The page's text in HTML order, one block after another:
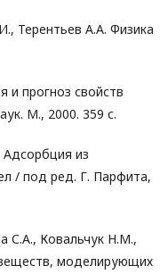
Терентьев А.А. Физика
и прогноз свойств
М., 2000. 359 с.
из
/ под ред. Г. Парфита,
С.А., Ковальчук Н.М.,
моделирующих